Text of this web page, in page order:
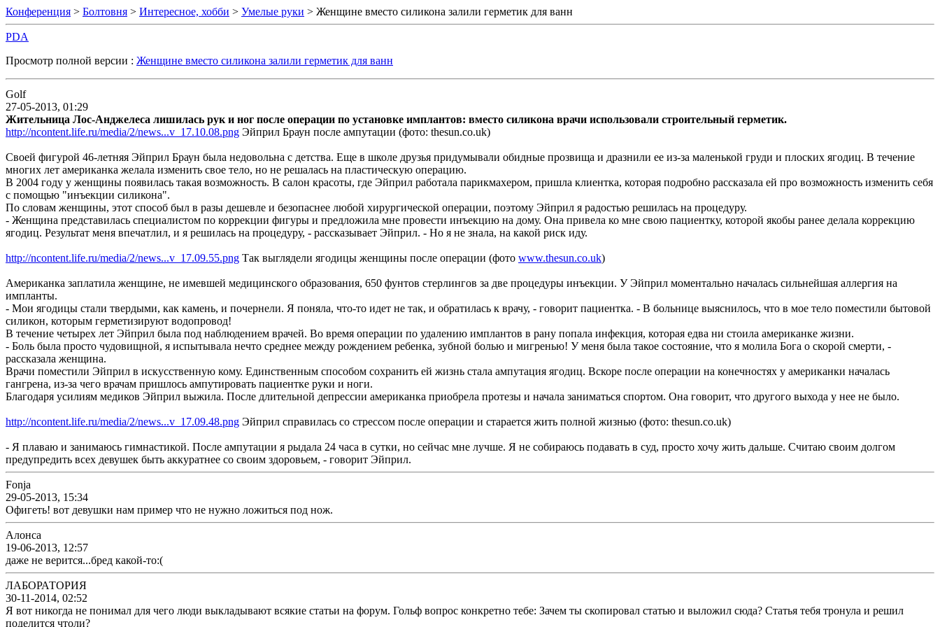
Конференция > Болтовня > Интересное, хобби > Умелые руки > Женщине вместо силикона залили герметик для ванн
PDA
Просмотр полной версии : Женщине вместо силикона залили герметик для ванн
Golf
27-05-2013, 01:29
Жительница Лос-Анджелеса лишилась рук и ног после операции по установке имплантов: вместо силикона врачи использовали строительный герметик.
http://ncontent.life.ru/media/2/news...v_17.10.08.png Эйприл Браун после ампутации (фото: thesun.co.uk)
Своей фигурой 46-летняя Эйприл Браун была недовольна с детства. Еще в школе друзья придумывали обидные прозвища и дразнили ее из-за маленькой груди и плоских ягодиц. В течение
многих лет американка желала изменить свое тело, но не решалась на пластическую операцию.
В 2004 году у женщины появилась такая возможность. В салон красоты, где Эйприл работала парикмахером, пришла клиентка, которая подробно рассказала ей про возможность изменить себя
с помощью "инъекции силикона".
По словам женщины, этот способ был в разы дешевле и безопаснее любой хирургической операции, поэтому Эйприл я радостью решилась на процедуру.
- Женщина представилась специалистом по коррекции фигуры и предложила мне провести инъекцию на дому. Она привела ко мне свою пациентку, которой якобы ранее делала коррекцию
ягодиц. Результат меня впечатлил, и я решилась на процедуру, - рассказывает Эйприл. - Но я не знала, на какой риск иду.
http://ncontent.life.ru/media/2/news...v_17.09.55.png Так выглядели ягодицы женщины после операции (фото www.thesun.co.uk)
Американка заплатила женщине, не имевшей медицинского образования, 650 фунтов стерлингов за две процедуры инъекции. У Эйприл моментально началась сильнейшая аллергия на
импланты.
- Мои ягодицы стали твердыми, как камень, и почернели. Я поняла, что-то идет не так, и обратилась к врачу, - говорит пациентка. - В больнице выяснилось, что в мое тело поместили бытовой
силикон, которым герметизируют водопровод!
В течение четырех лет Эйприл была под наблюдением врачей. Во время операции по удалению имплантов в рану попала инфекция, которая едва ни стоила американке жизни.
- Боль была просто чудовищной, я испытывала нечто среднее между рождением ребенка, зубной болью и мигренью! У меня была такое состояние, что я молила Бога о скорой смерти, -
рассказала женщина.
Врачи поместили Эйприл в искусственную кому. Единственным способом сохранить ей жизнь стала ампутация ягодиц. Вскоре после операции на конечностях у американки началась
гангрена, из-за чего врачам пришлось ампутировать пациентке руки и ноги.
Благодаря усилиям медиков Эйприл выжила. После длительной депрессии американка приобрела протезы и начала заниматься спортом. Она говорит, что другого выхода у нее не было.
http://ncontent.life.ru/media/2/news...v_17.09.48.png Эйприл справилась со стрессом после операции и старается жить полной жизнью (фото: thesun.co.uk)
- Я плаваю и занимаюсь гимнастикой. После ампутации я рыдала 24 часа в сутки, но сейчас мне лучше. Я не собираюсь подавать в суд, просто хочу жить дальше. Считаю своим долгом
предупредить всех девушек быть аккуратнее со своим здоровьем, - говорит Эйприл.
Fonja
29-05-2013, 15:34
Офигеть! вот девушки нам пример что не нужно ложиться под нож.
Алонса
19-06-2013, 12:57
даже не верится...бред какой-то:(
ЛАБОРАТОРИЯ
30-11-2014, 02:52
Я вот никогда не понимал для чего люди выкладывают всякие статьи на форум. Гольф вопрос конкретно тебе: Зачем ты скопировал статью и выложил сюда? Статья тебя тронула и решил
поделится чтоли?